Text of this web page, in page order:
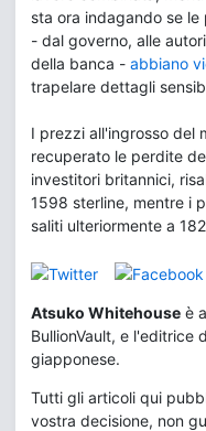
sta ora indagando se
- dal governo, alle
della banca - abbiano
trapelare dettagli
I prezzi all'ingrosso del
recuperato le perdite
investitori britannici,
1598 sterline, mentre i
saliti ulteriormente a
Atsuko Whitehouse è
BullionVault, e l'editrice
giapponese.
Tutti gli articoli qui
vostra decisione, non